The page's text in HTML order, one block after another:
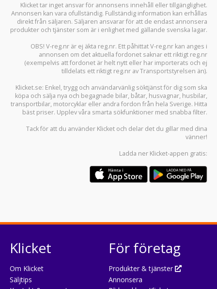
Klicket tar inget ansvar för annonsens innehåll eller tillgänglighet.
Annonsen kan vara ofullständig. Fullständig information kan erhållas
direkt från säljaren. Säljaren ansvarar för att de endast annonsera
produkter och tjänster som är i enlighet med gällande svenska lagar.
OBS! V-reg.nr är ej äkta reg.nr. Ett påhittat V-reg.nr kan anges i
annonsen om det aktuella fordonet saknar ett riktigt reg.nr
(exempelvis att fordonet är helt nytt eller har importerats och ej
tilldelats ett riktigt reg.nr av Transportstyrelsen än).
Klicket.se: Enkel, trygg och användarvänlig söktjänst för dig som ska
köpa och sälja nya och begagnade bilar, båtar, husvagnar, husbilar,
transportbilar, motorcyklar eller andra fordon från hela Sverige. Hitta
bäst priser. Upplev våra smarta sökfunktioner med snabba filter.
Tack för att du använder Klicket och delar det du gillar med dina
vänner!
Ladda ner Klicket-appen gratis:
Klicket
Om Klicket
Säljtips
För företag
Produkter & tjänster
Annonsera